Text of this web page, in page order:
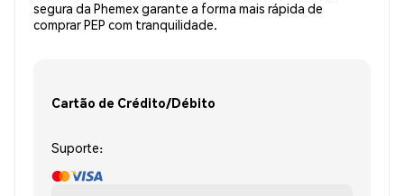
segura da Phemex garante a forma mais rápida de
comprar PEP com tranquilidade.
Cartão de Crédito/Débito
Suporte: